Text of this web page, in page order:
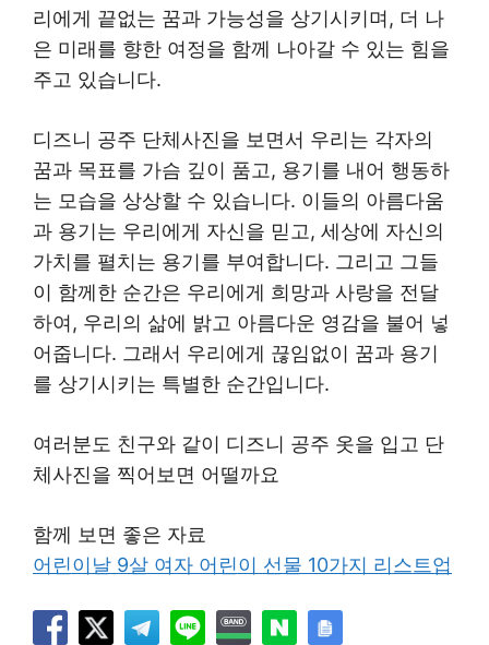
리에게 끝없는 꿈과 가능성을 상기시키며, 더 나
은 미래를 향한 여정을 함께 나아갈 수 있는 힘을
주고 있습니다.
디즈니 공주 단체사진을 보면서 우리는 각자의
꿈과 목표를 가슴 깊이 품고, 용기를 내어 행동하
는 모습을 상상할 수 있습니다. 이들의 아름다움
과 용기는 우리에게 자신을 믿고, 세상에 자신의
가치를 펼치는 용기를 부여합니다. 그리고 그들
이 함께한 순간은 우리에게 희망과 사랑을 전달
하여, 우리의 삶에 밝고 아름다운 영감을 불어 넣
어줍니다. 그래서 우리에게 끊임없이 꿈과 용기
를 상기시키는 특별한 순간입니다.
여러분도 친구와 같이 디즈니 공주 옷을 입고 단
체사진을 찍어보면 어떨까요
함께 보면 좋은 자료
어린이날 9살 여자 어린이 선물 10가지 리스트업